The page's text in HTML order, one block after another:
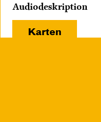
Audiodeskription
Karten